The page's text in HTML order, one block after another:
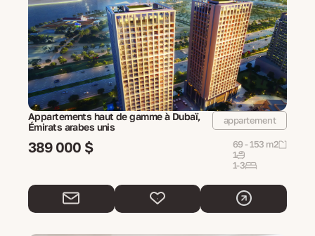
Appartements haut de gamme à Dubaï,
Émirats arabes unis
appartement
389 000 $
69 - 153 m2
1
1-3